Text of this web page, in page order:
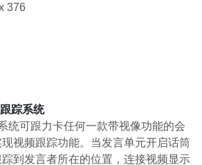
376
踪系统
统可跟力卡任何一款带视像功能的会
视频跟踪功能。当发言单元开启话筒
到发言者所在的位置，连接视频显示